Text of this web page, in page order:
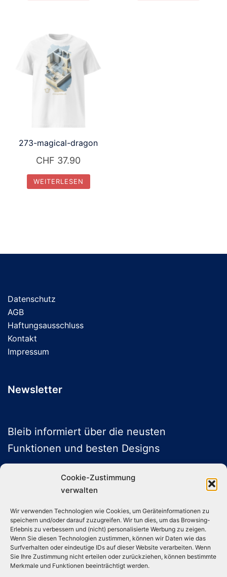
Cookie-Zustimmung
verwalten
Wir verwenden Technologien wie Cookies, um Geräteinformationen zu
speichern und/oder darauf zuzugreifen. Wir tun dies, um das Browsing-
Erlebnis zu verbessern und (nicht) personalisierte Werbung zu zeigen.
Wenn Sie diesen Technologien zustimmen, können wir Daten wie das
Surfverhalten oder eindeutige IDs auf dieser Website verarbeiten. Wenn
Sie Ihre Zustimmung nicht erteilen oder zurückziehen, können bestimmte
Merkmale und Funktionen beeinträchtigt werden.
273-magical-dragon
CHF 37.90
WEITERLESEN
Datenschutz
AGB
Haftungsausschluss
Kontakt
Impressum
Newsletter
Bleib informiert über die neusten
Funktionen und besten Designs
ABONNIEREN
Folge uns auf Social Media